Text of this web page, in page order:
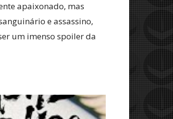
apaixonado, mas
e assassino,
um imenso spoiler da